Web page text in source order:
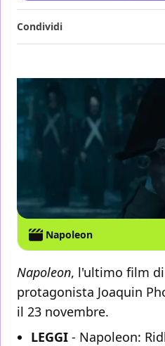
Condividi
Napoleon
Napoleon, l'ultimo film
protagonista Joaquin
il 23 novembre.
LEGGI - Napoleon: